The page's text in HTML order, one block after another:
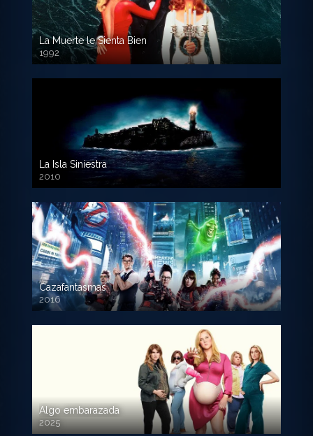
La Muerte le Sienta Bien
1992
720p HD
La Isla Siniestra
2010
720p HD
Cazafantasmas
2016
720p HD
Algo embarazada
2025
720p HD